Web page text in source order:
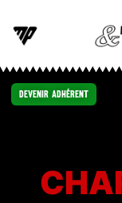
Devenir Adhérent